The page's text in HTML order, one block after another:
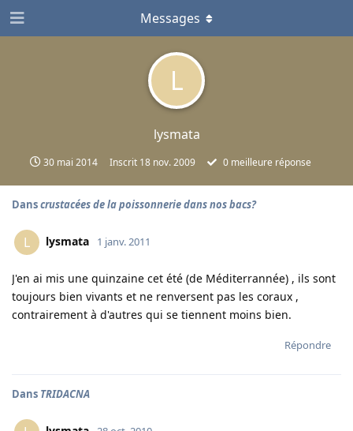
L
lysmata
30 mai 2014 Inscrit 18 nov. 2009 0 meilleure réponse
Messages
Danscrustacées de la poissonnerie dans nos bacs?
L lysmata 1 janv. 2011
J'en ai mis une quinzaine cet été (de Méditerrannée) , ils sont
toujours bien vivants et ne renversent pas les coraux ,
contrairement à d'autres qui se tiennent moins bien.
Répondre
Dans TRIDACNA